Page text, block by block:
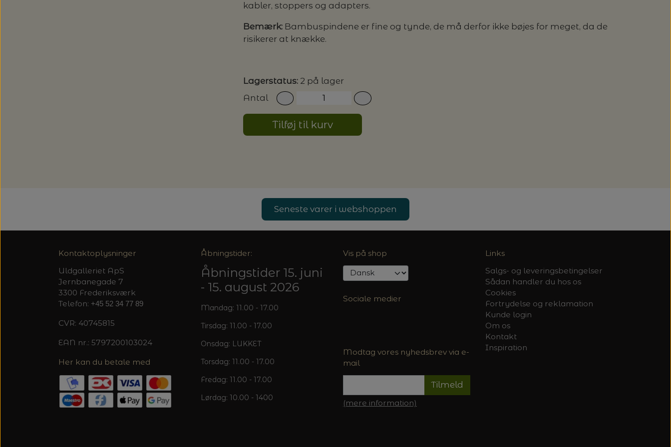
kabler, stoppers og adapters.
Bemærk: Bambuspindene er fine og tynde, de må derfor ikke bøjes for meget, da de
risikerer at knække.
Lagerstatus: 2 på lager
Antal
Tilføj til kurv
Seneste varer i webshoppen
Kontaktoplysninger
Uldgalleriet ApS
Jernbanegade 7
3300 Frederiksværk
Telefon: +45 52 34 77 89
CVR: 40745815
EAN nr.: 5797200103024
Her kan du betale med
Åbningstider:
Åbningstider 15. juni
- 15. august 2026
Mandag: 11.00 - 17.00
Tirsdag: 11.00 - 17.00
Onsdag: LUKKET
Torsdag: 11.00 - 17.00
Fredag: 11.00 - 17.00
Lørdag: 10.00 - 1400
Vis på shop
Sociale medier
Modtag vores nyhedsbrev via e-
mail
Tilmeld
(mere information)
Links
Salgs- og leveringsbetingelser
Sådan handler du hos os
Cookies
Fortrydelse og reklamation
Kunde login
Om os
Kontakt
Inspiration